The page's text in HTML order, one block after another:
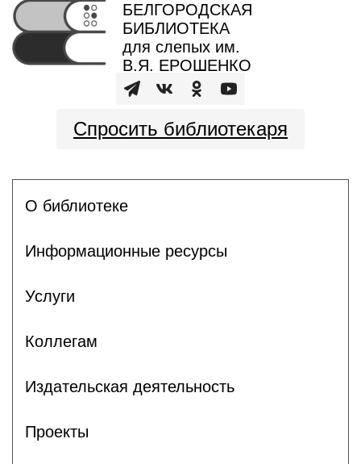
БЕЛГОРОДСКАЯ
БИБЛИОТЕКА
для слепых им.
В.Я. ЕРОШЕНКО
Спросить библиотекаря
О библиотеке
Информационные ресурсы
Услуги
Коллегам
Издательская деятельность
Проекты